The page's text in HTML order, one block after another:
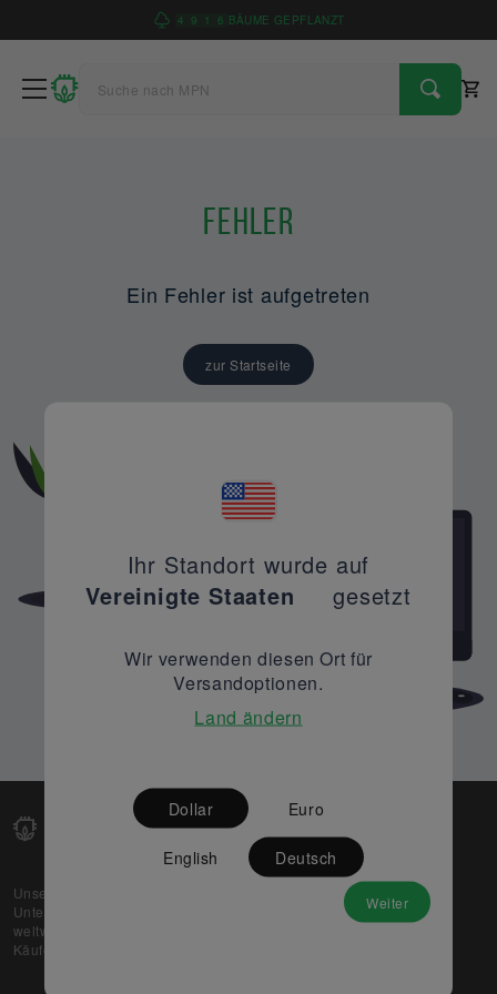
4 9 1 6 BÄUME GEPFLANZT
Fehler
Ein Fehler ist aufgetreten
zur Startseite
Unsere Web-Plattform unterstützt OEM- und EMS-
Unternehmen dabei, ihre überschüssigen Lagerbestände
weltweit zu verkaufen und gleichzeitig den potenziellen
Käufern beste Preise und Qualität zu bieten.
Partner
Ihr Standort wurde auf
Vereinigte Staaten
gesetzt
Wir verwenden diesen Ort für
Versandoptionen.
Land ändern
Dollar Euro
English Deutsch
Weiter